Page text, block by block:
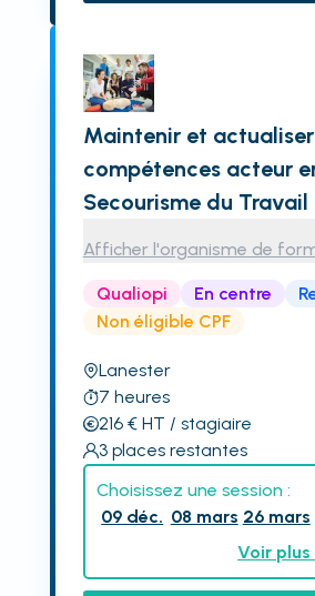
Maintenir et
compétences acteur
Secourisme du Travail
Afficher l'organisme de
Qualiopi En centre
Non éligible CPF
Lanester
7 heures
216€ HT / stagiaire
3 places restantes
Choisissez une session :
09 déc. 08 mars 26 mars
Voir plus